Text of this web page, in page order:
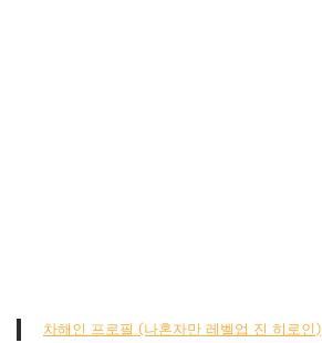
차해인 프로필 (나혼자만 레벨업 진 히로인)